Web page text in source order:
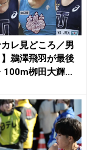
カレ見どころ／男
鵜澤飛羽が最後
100m栁田大輝...